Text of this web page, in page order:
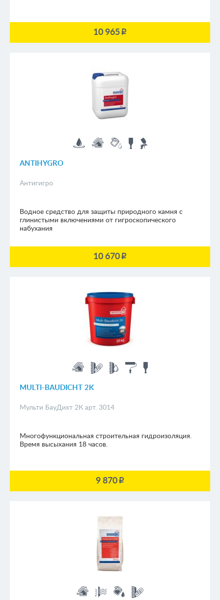
10 965p
ANTIHYGRO
Антигигро
Водное средство для защиты природного камня с
глинистыми включениями от гигроскопического
набухания
10 670p
MULTI-BAUDICHT 2K
Мульти БауДихт 2К арт. 3014
Многофункциональная строительная гидроизоляция.
Время высыхания 18 часов.
9 870p